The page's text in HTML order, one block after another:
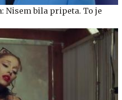
Nisem bila pripeta. To je